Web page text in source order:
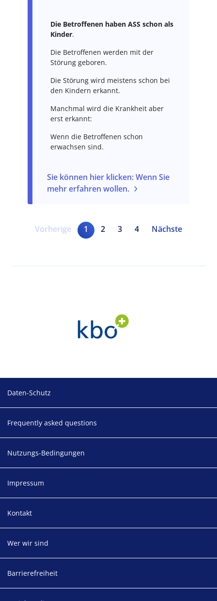
Die Betroffenen haben ASS schon als
Kinder.
Die Betroffenen werden mit der
Störung geboren.
Die Störung wird meistens schon bei
den Kindern erkannt.
Manchmal wird die Krankheit aber
erst erkannt:
Wenn die Betroffenen schon
erwachsen sind.
Sie können hier klicken: Wenn Sie
mehr erfahren wollen.
Vorherige Seite
Vorherige Current page
1 Seite
2 Seite
3 Seite
4 Nächste Seite
Nächste
Daten-Schutz
Frequently asked questions
Nutzungs-Bedingungen
Impressum
Kontakt
Wer wir sind
Barrierefreiheit